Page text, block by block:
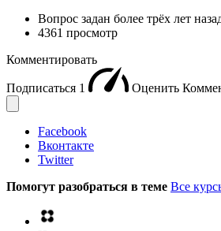
Вопрос задан более трёх лет
4361 просмотр
Комментировать
Подписаться 1 Оценить
Facebook
Вконтакте
Twitter
Помогут разобраться в теме Все